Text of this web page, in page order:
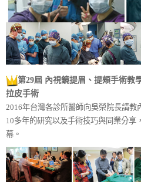
第29屆 內視鏡提眉、提頰手術教
拉皮手術
2016年台灣各診所醫師向吳榮院長請
10多年的研究以及手術技巧與同業分享
幕。